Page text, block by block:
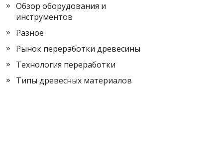
Обзор оборудования и
инструментов
Разное
Рынок переработки древесины
Технология переработки
Типы древесных материалов